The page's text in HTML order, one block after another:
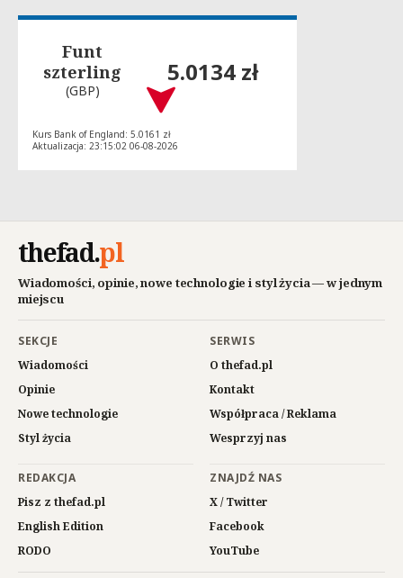
Funt
szterling
(GBP)
5.0134 zł
Kurs Bank of England: 5.0161 zł
Aktualizacja: 23:15:02 06-08-2026
thefad.pl
Wiadomości, opinie, nowe technologie i styl życia — w jednym
miejscu
SEKCJE
Wiadomości
Opinie
Nowe technologie
Styl życia
SERWIS
O thefad.pl
Kontakt
Współpraca / Reklama
Wesprzyj nas
REDAKCJA
Pisz z thefad.pl
English Edition
RODO
ZNAJDŹ NAS
X / Twitter
Facebook
YouTube